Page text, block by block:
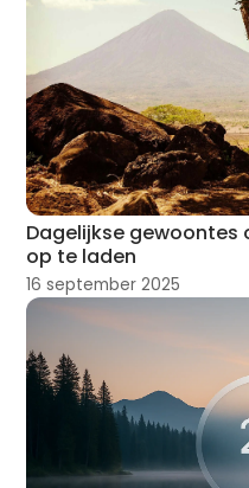
Dagelijkse gewoontes
op te laden
16 september 2025